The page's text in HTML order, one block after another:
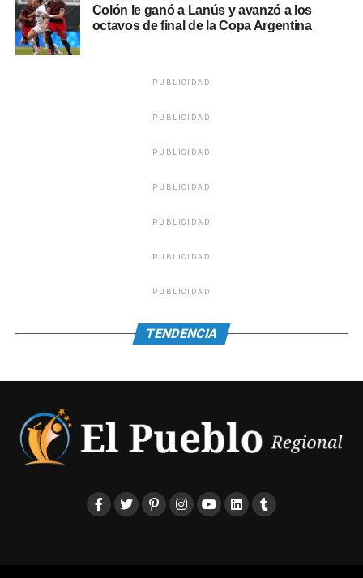
Colón le ganó a Lanús y avanzó a los
octavos de final de la Copa Argentina
PUBLICIDAD
PUBLICIDAD
PUBLICIDAD
PUBLICIDAD
PUBLICIDAD
PUBLICIDAD
PUBLICIDAD
TENDENCIA